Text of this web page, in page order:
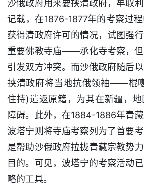
沙俄政府用来要挟清政府，牟取
记载，在1876-1877年的考察过
获得清政府许可的情况，试图强
重要佛教寺庙——承化寺考察，
引发双方冲突。而沙俄政府随后
挟清政府将当地抗俄领袖——棍
住持)遣返原籍，为其在新疆，
障碍。此外，在1884-1886年青藏
波塔宁则将寺庙考察列为了首要
是帮助沙俄政府拉拢青藏宗教势
目的。可见，波塔宁的考察活动
略的工具。